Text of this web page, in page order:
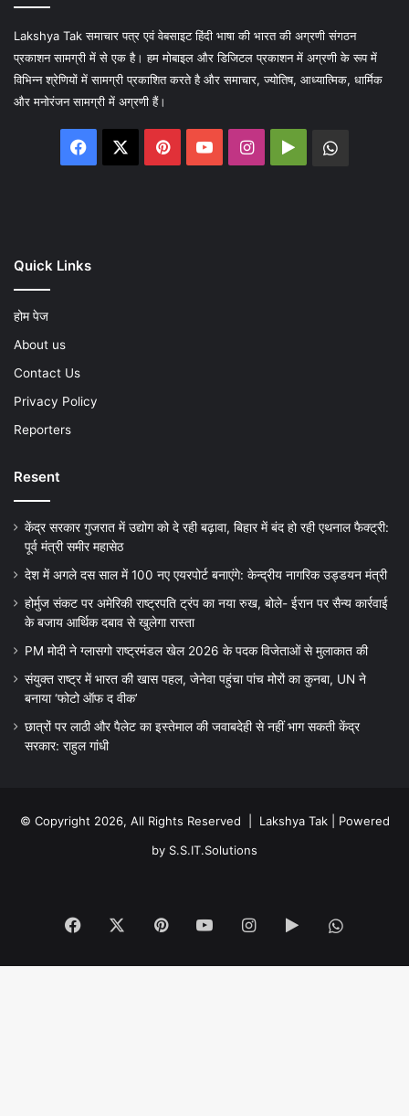
Lakshya Tak समाचार पत्र एवं वेबसाइट हिंदी भाषा की भारत की अग्रणी संगठन
प्रकाशन सामग्री में से एक है। हम मोबाइल और डिजिटल प्रकाशन में अग्रणी के रूप में
विभिन्न श्रेणियों में सामग्री प्रकाशित करते है और समाचार, ज्योतिष, आध्यात्मिक, धार्मिक
और मनोरंजन सामग्री में अग्रणी हैं।
Facebook PinterestYouTubeInstagram
Google
Quick Links
होम पेज
About us
Contact Us
Privacy Policy
Reporters
Resent
केंद्र सरकार गुजरात में उद्योग को दे रही बढ़ावा, बिहार में बंद हो रही एथनाल फैक्ट्री:
पूर्व मंत्री समीर महासेठ
देश में अगले दस साल में 100 नए एयरपोर्ट बनाएंगे: केन्द्रीय नागरिक उड्डयन मंत्री
होर्मुज संकट पर अमेरिकी राष्ट्रपति ट्रंप का नया रुख, बोले- ईरान पर सैन्य कार्रवाई
के बजाय आर्थिक दबाव से खुलेगा रास्ता
PM मोदी ने ग्लासगो राष्ट्रमंडल खेल 2026 के पदक विजेताओं से मुलाकात की
संयुक्त राष्ट्र में भारत की खास पहल, जेनेवा पहुंचा पांच मोरों का कुनबा, UN ने
बनाया ‘फोटो ऑफ द वीक’
छात्रों पर लाठी और पैलेट का इस्तेमाल की जवाबदेही से नहीं भाग सकती केंद्र
सरकार: राहुल गांधी
© Copyright 2026, All Rights Reserved | Lakshya Tak| Powered
by S.S.IT.Solutions
Facebook PinterestYouTubeInstagram
Google
Play